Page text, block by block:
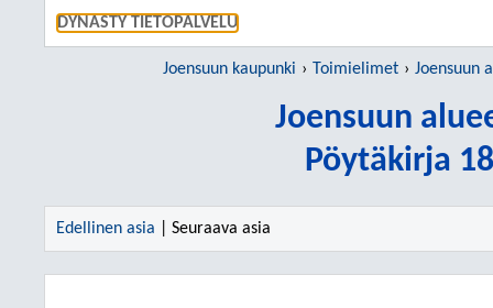
DYNASTY TIETOPALVELU
Joensuun kaupunki Toimielimet Joensuun
Joensuun
Pöytäkirja
Edellinen asia | Seuraava asia